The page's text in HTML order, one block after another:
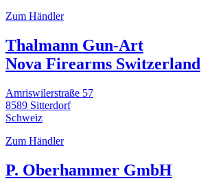
Zum Händler
Thalmann Gun-Art
Nova Firearms Switzerland
Amriswilerstraße 57
8589 Sitterdorf
Schweiz
Zum Händler
P. Oberhammer GmbH